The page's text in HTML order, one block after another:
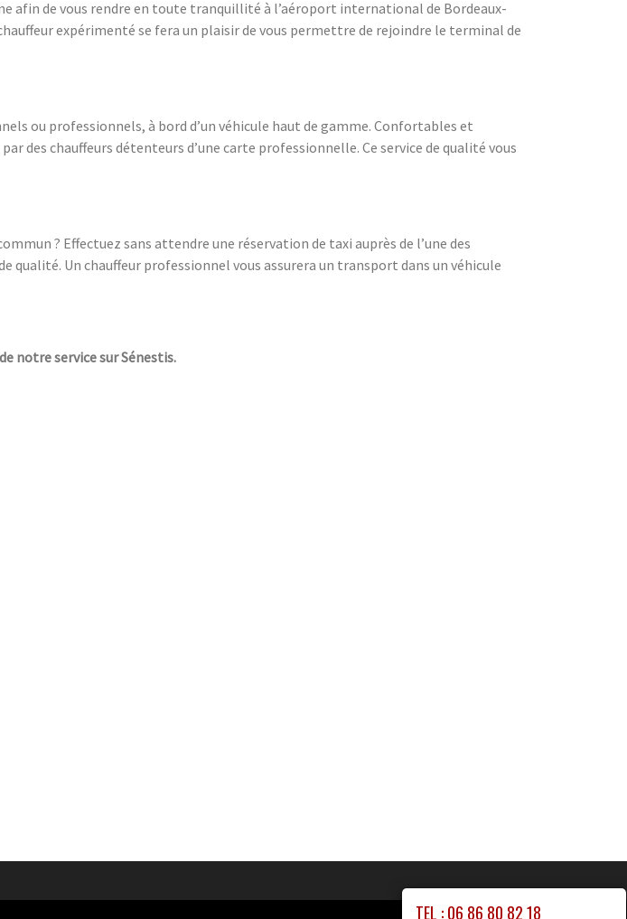
afin de vous rendre en toute tranquillité à l’aéroport international de Bordeaux-
expérimenté se fera un plaisir de vous permettre de rejoindre le terminal de
ou professionnels, à bord d’un véhicule haut de gamme. Confortables et
des chauffeurs détenteurs d’une carte professionnelle. Ce service de qualité vous
? Effectuez sans attendre une réservation de taxi auprès de l’une des
qualité. Un chauffeur professionnel vous assurera un transport dans un véhicule
notre service sur Sénestis.
TEL : 06 86 80 82 18